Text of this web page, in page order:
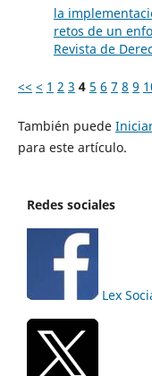
la
retos de un
Revista de
<< < 1 2 3 4 5 6 7 8 9
También puede
para este artículo.
Redes sociales
Lex